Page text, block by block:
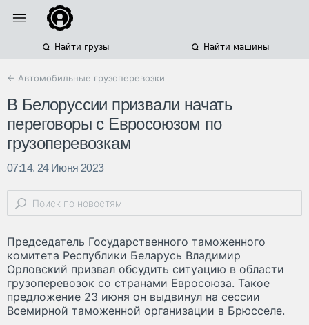
Найти грузы Найти машины
← Автомобильные грузоперевозки
В Белоруссии призвали начать
переговоры с Евросоюзом по
грузоперевозкам
07:14, 24 Июня 2023
Председатель Государственного таможенного
комитета Республики Беларусь Владимир
Орловский призвал обсудить ситуацию в области
грузоперевозок со странами Евросоюза. Такое
предложение 23 июня он выдвинул на сессии
Всемирной таможенной организации в Брюсселе.